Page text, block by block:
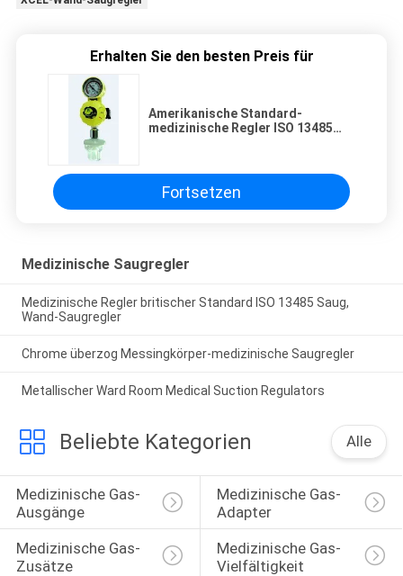
Erhalten Sie den besten Preis für
Amerikanische Standard-
medizinische Regler ISO 13485
Fortsetzen
Medizinische Saugregler
Medizinische Regler britischer Standard ISO 13485 Saug,
Wand-Saugregler
Chrome überzog Messingkörper-medizinische Saugregler
Metallischer Ward Room Medical Suction Regulators
Beliebte Kategorien Alle
Medizinische Gas-
Ausgänge
Medizinische Gas-
Adapter
Medizinische Gas-
Zusätze
Medizinische Gas-
Vielfältigkeit